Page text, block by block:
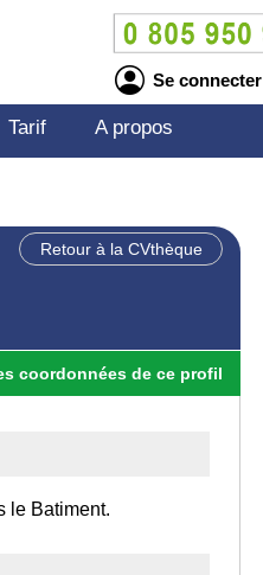
Se connecter
Tarif A propos
Retour à la CVthèque
coordonnées de ce profil
le Batiment.